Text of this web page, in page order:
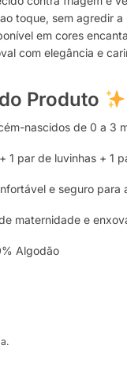
toque, sem agredir a
em cores
com elegância e
Produto
nascidos de 0 a 3
1 par de luvinhas + 1
e seguro para
maternidade e
Algodão